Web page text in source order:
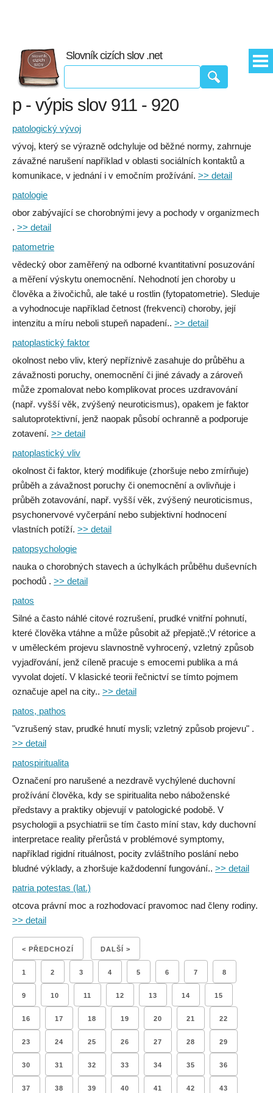
Slovník cizích slov .net
p - výpis slov 911 - 920
patologický vývoj
vývoj, který se výrazně odchyluje od běžné normy, zahrnuje
závažné narušení například v oblasti sociálních kontaktů a
komunikace, v jednání i v emočním prožívání. >> detail
patologie
obor zabývající se chorobnými jevy a pochody v organizmech
. >> detail
patometrie
vědecký obor zaměřený na odborné kvantitativní posuzování
a měření výskytu onemocnění. Nehodnotí jen choroby u
člověka a živočichů, ale také u rostlin (fytopatometrie). Sleduje
a vyhodnocuje například četnost (frekvenci) choroby, její
intenzitu a míru neboli stupeň napadení.. >> detail
patoplastický faktor
okolnost nebo vliv, který nepříznivě zasahuje do průběhu a
závažnosti poruchy, onemocnění či jiné závady a zároveň
může zpomalovat nebo komplikovat proces uzdravování
(např. vyšší věk, zvýšený neuroticismus), opakem je faktor
salutoprotektivní, jenž naopak působí ochranně a podporuje
zotavení. >> detail
patoplastický vliv
okolnost či faktor, který modifikuje (zhoršuje nebo zmírňuje)
průběh a závažnost poruchy či onemocnění a ovlivňuje i
průběh zotavování, např. vyšší věk, zvýšený neuroticismus,
psychonervové vyčerpání nebo subjektivní hodnocení
vlastních potíží. >> detail
patopsychologie
nauka o chorobných stavech a úchylkách průběhu duševních
pochodů . >> detail
patos
Silné a často náhlé citové rozrušení, prudké vnitřní pohnutí,
které člověka vtáhne a může působit až přepjatě.;V rétorice a
v uměleckém projevu slavnostně vyhrocený, vzletný způsob
vyjadřování, jenž cíleně pracuje s emocemi publika a má
vyvolat dojetí. V klasické teorii řečnictví se tímto pojmem
označuje apel na city.. >> detail
patos, pathos
"vzrušený stav, prudké hnutí mysli; vzletný způsob projevu" .
>> detail
patospiritualita
Označení pro narušené a nezdravě vychýlené duchovní
prožívání člověka, kdy se spiritualita nebo náboženské
představy a praktiky objevují v patologické podobě. V
psychologii a psychiatrii se tím často míní stav, kdy duchovní
interpretace reality přerůstá v problémové symptomy,
například rigidní rituálnost, pocity zvláštního poslání nebo
bludné výklady, a zhoršuje každodenní fungování.. >> detail
patria potestas (lat.)
otcova právní moc a rozhodovací pravomoc nad členy rodiny.
>> detail
< PŘEDCHOZÍ DALŠÍ >
1 2 3 4 5 6 7 8
9 10 11 12 13 14 15
16 17 18 19 20 21 22
23 24 25 26 27 28 29
30 31 32 33 34 35 36
37 38 39 40 41 42 43